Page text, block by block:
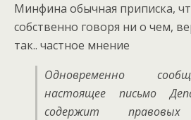
Минфина обычная приписка,
собственно говоря ни о чем,
так.. частное мнение
Одновременно
настоящее письмо
содержит